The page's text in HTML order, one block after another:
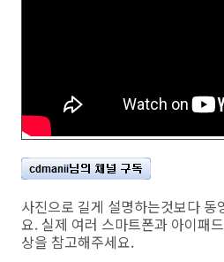
사진으로 길게 설명하는것보다 동
요. 실제 여러 스마트폰과 아이패
상을 참고해주세요.